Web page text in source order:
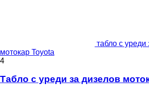
табло с уреди
мотокар Toyota
4
Табло с уреди за дизелов